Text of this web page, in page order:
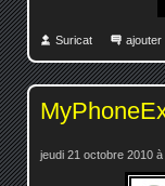
Suricat ajouter
jeudi 21 octobre 2010